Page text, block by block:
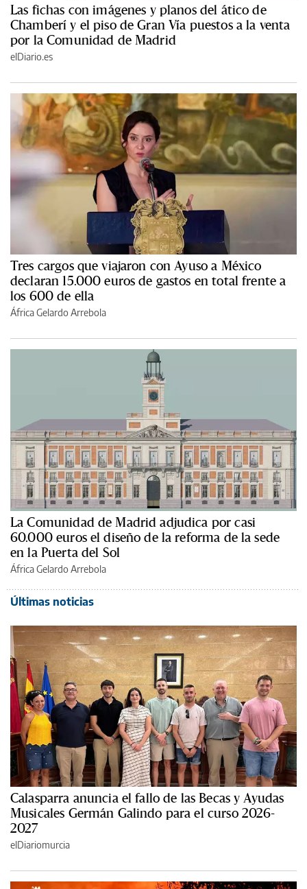
Las fichas con imágenes y planos del ático de
Chamberí y el piso de Gran Vía puestos a la venta
por la Comunidad de Madrid
elDiario.es
Tres cargos que viajaron con Ayuso a México
declaran 15.000 euros de gastos en total frente a
los 600 de ella
África Gelardo Arrebola
La Comunidad de Madrid adjudica por casi
60.000 euros el diseño de la reforma de la sede
en la Puerta del Sol
África Gelardo Arrebola
Últimas noticias
Calasparra anuncia el fallo de las Becas y Ayudas
Musicales Germán Galindo para el curso 2026-
2027
elDiariomurcia